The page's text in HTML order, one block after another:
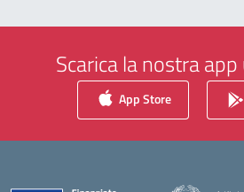
Scarica la nostra
App Store